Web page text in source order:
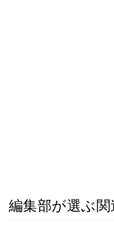
編集部が選ぶ関